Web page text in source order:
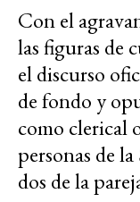
Con el
las figuras de
el discurso
de fondo y
como clerical
personas de
dos de la